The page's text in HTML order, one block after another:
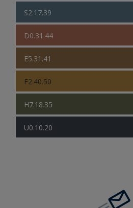
S2.17.39
D0.31.44
E5.31.41
F2.40.50
H7.18.35
U0.10.20